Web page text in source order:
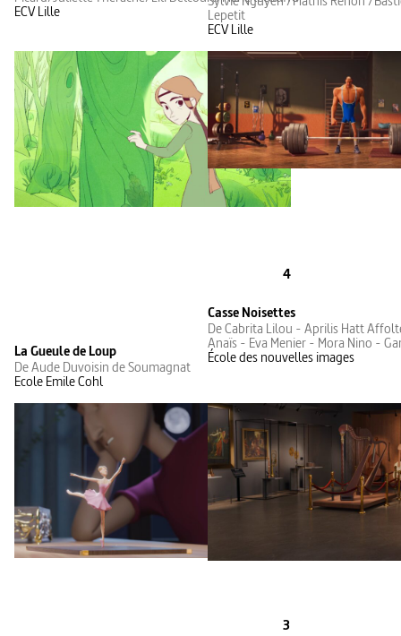
ECV Lille Lepetit
ECV Lille
4
La Gueule de Loup
De Aude Duvoisin de Soumagnat
Ecole Emile Cohl
Casse Noisettes
De Cabrita Lilou - Aprilis Hatt
Anaïs - Eva Menier - Mora Nino -
École des nouvelles images
3